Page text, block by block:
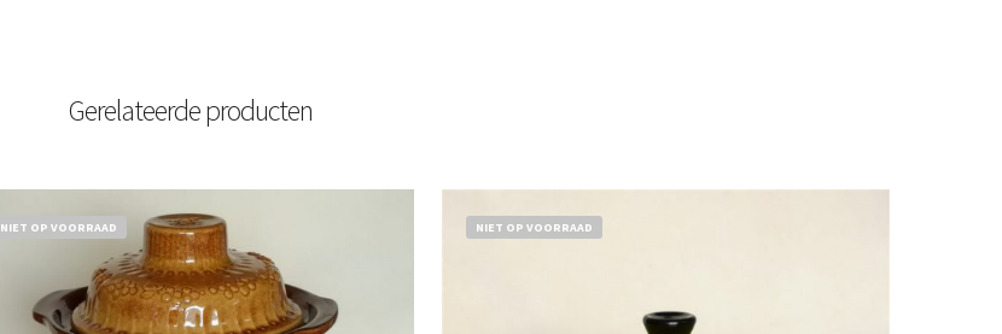
Gerelateerde producten
NIET OP VOORRAAD NIET OP VOORRAAD